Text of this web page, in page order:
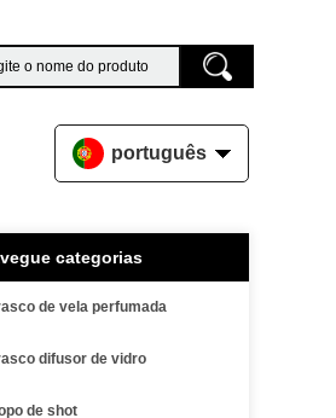
português
categorias
de vela perfumada
difusor de vidro
de shot